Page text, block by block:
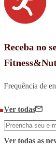
Receba no
Frequência de
Ver todas
Ver todas as